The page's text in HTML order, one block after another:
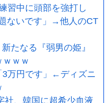
習中に頭部を強打し
ないです」→他人のCT
たなる『弱男の姫』
ｗｗ
3万円です」←ディズニ
社、韓国に超希少血液